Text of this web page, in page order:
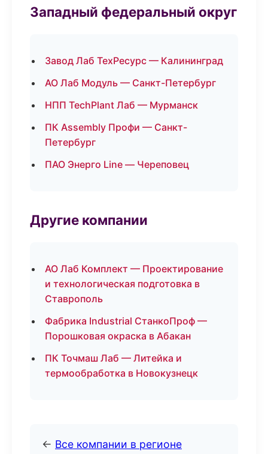
Западный федеральный округ
Завод Лаб ТехРесурс — Калининград
АО Лаб Модуль — Санкт-Петербург
НПП TechPlant Лаб — Мурманск
ПК Assembly Профи — Санкт-
Петербург
ПАО Энерго Line — Череповец
Другие компании
АО Лаб Комплект — Проектирование
и технологическая подготовка в
Ставрополь
Фабрика Industrial СтанкоПроф —
Порошковая окраска в Абакан
ПК Точмаш Лаб — Литейка и
термообработка в Новокузнецк
← Все компании в регионе